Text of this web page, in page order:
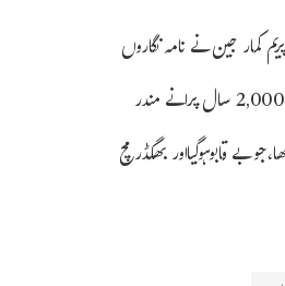
کمار جین نے نامہ نگاروں
کو بتایا کہ میں خدا سے دعا کرتا ہوں کہ وہ مرحوم کی روحوں کو سکون عطا کرے۔خبروں کے مطابق حکام نے تقریباً 2,000 سال پرانے مندر
قابوہوگیااور بھگڈر مچ